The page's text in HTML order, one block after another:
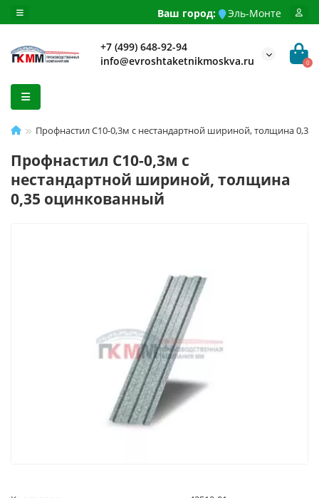
Ваш город: Эль-Монте
+7 (499) 648-92-94
info@evroshtaketnikmoskva.ru
0
Профнастил С10-0,3м с нестандартной шириной, толщина
Профнастил С10-0,3м с
нестандартной шириной, толщина
0,35 оцинкованный